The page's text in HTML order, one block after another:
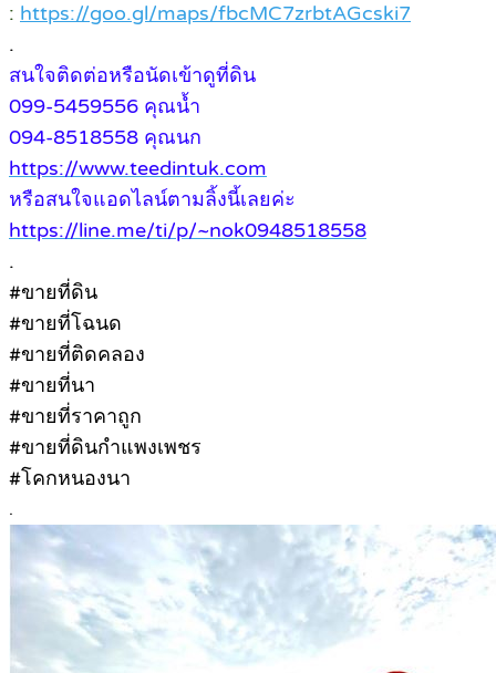
: https://goo.gl/maps/fbcMC7zrbtAGcski7
.
สนใจติดต่อหรือนัดเข้าดูที่ดิน
099-5459556 คุณน้ำ
094-8518558 คุณนก
https://www.teedintuk.com
หรือสนใจแอดไลน์ตามลิ้งนี้เลยค่ะ
https://line.me/ti/p/~nok0948518558
.
#ขายที่ดิน
#ขายที่โฉนด
#ขายที่ติดคลอง
#ขายที่นา
#ขายที่ราคาถูก
#ขายที่ดินกำแพงเพชร
#โคกหนองนา
.